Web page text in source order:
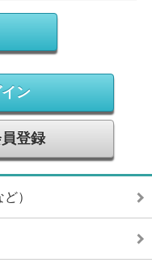
ン
登録
）